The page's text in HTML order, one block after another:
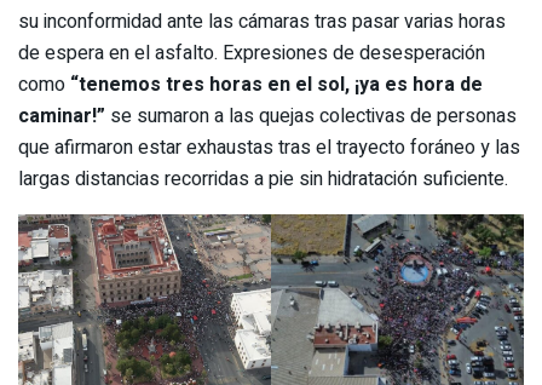
su inconformidad ante las cámaras tras pasar varias horas
de espera en el asfalto. Expresiones de desesperación
como “tenemos tres horas en el sol, ¡ya es hora de
caminar!” se sumaron a las quejas colectivas de personas
que afirmaron estar exhaustas tras el trayecto foráneo y las
largas distancias recorridas a pie sin hidratación suficiente.